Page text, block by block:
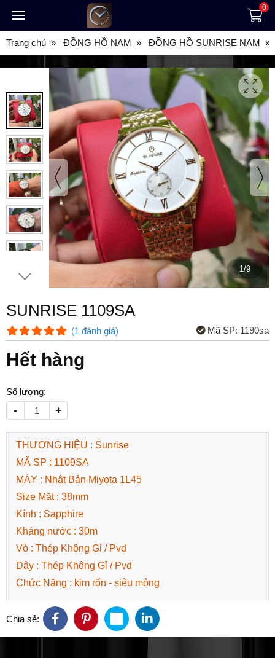
0
Trang chủ ĐỒNG HỒ NAM ĐỒNG HỒ SUNRISE NAM
1/9
SUNRISE 1109SA
(1 đánh giá) Mã SP: 1190sa
Hết hàng
Số lượng:
- +
THƯƠNG HIỆU : Sunrise
MÃ SP : 1109SA
MÁY : Nhật Bản Miyota 1L45
Size Mặt : 38mm
Kính : Sapphire
Kháng nước : 30m
Vỏ : Thép Không Gỉ / Pvd
Dây : Thép Không Gỉ / Pvd
Chức Năng : kim rốn - siêu mỏng
Chia sẻ: